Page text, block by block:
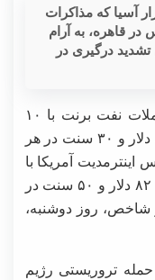
آسیا که مذاکرات
قاهره، به آرام
درگیری در
؛بهای معاملات نفت برنت با ۱۰
سنت معادل ۰.۱۱ درصد کاهش، به ۸۸ دلار و ۳۰ سنت در هر
آمریکا با
۱۳ سنت معادل ۰.۱۶ درصد کاهش، به ۸۲ دلار و ۵۰ سنت در
شاخص، روز دوشنبه،
تروریستی رژیم